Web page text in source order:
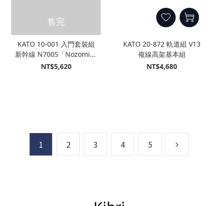
售完
KATO 10-001 入門套裝組
新幹線 N700S「Nozomi」
(4輛)
NT$5,620
KATO 20-872 軌道組 V13
複線高架基本組
NT$4,680
1 2 3 4 5